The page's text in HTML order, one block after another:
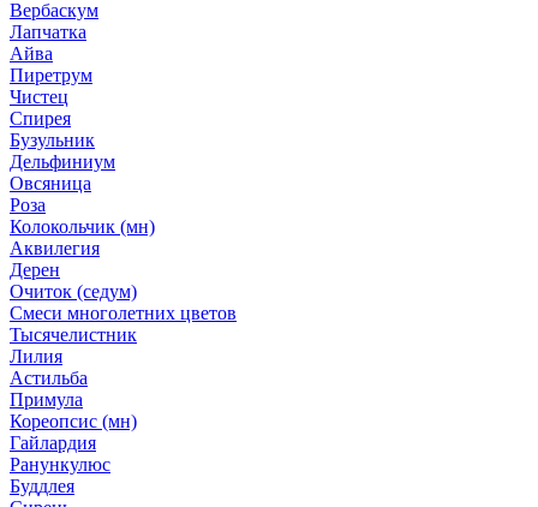
Вербаскум
Лапчатка
Айва
Пиретрум
Чистец
Спирея
Бузульник
Дельфиниум
Овсяница
Роза
Колокольчик (мн)
Аквилегия
Дерен
Очиток (седум)
Смеси многолетних цветов
Тысячелистник
Лилия
Астильба
Примула
Кореопсис (мн)
Гайлардия
Ранункулюс
Буддлея